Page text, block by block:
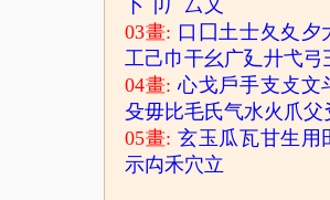
卜
卩厂厶 又
03畫: 口 囗土士夂 夊 夕
工己巾干幺 广廴廾弋弓
04畫:心戈戶手支 攴文
殳毋比毛氏气水火 爪父
05畫:玄玉 瓜瓦甘生 用
示禸禾穴立